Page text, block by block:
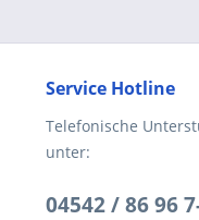
Service Hotline
Telefonische
unter:
04542 / 86 96